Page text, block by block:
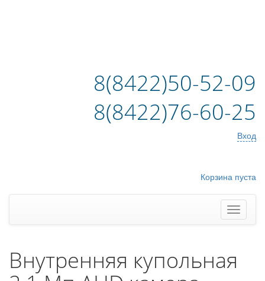
8(8422)50-52-09
8(8422)76-60-25
Вход
Корзина пуста
Внутренняя купольная